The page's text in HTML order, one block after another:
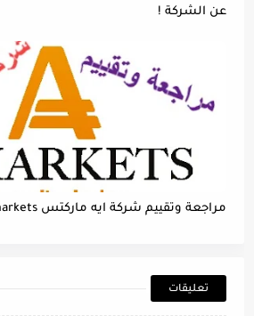
عن الشركة !
مراجعة وتقييم شركة ايه ماركتس Amarkets
تعليقات